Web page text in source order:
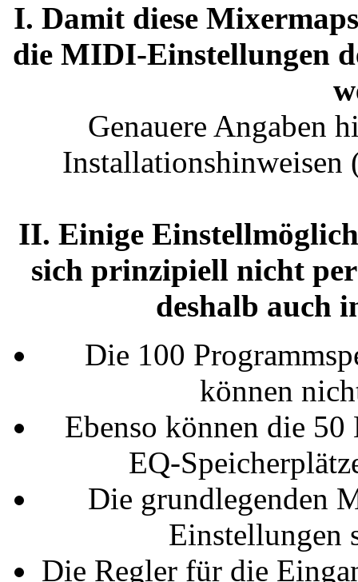
I. Damit diese
die MIDI-Einstellungen
Genauere Angaben
Installationshinweisen
II. Einige
sich prinzipiell nicht
deshalb auch
Die 100
können
Ebenso können die
EQ-
Die grundlegenden
Einstellungen
Die Regler für die